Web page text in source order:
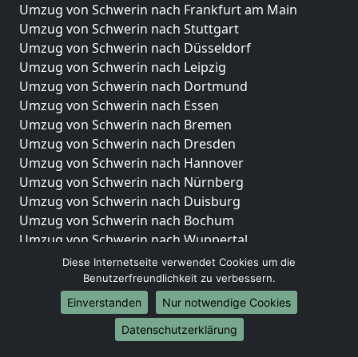
Umzug von Schwerin nach Frankfurt am Main
Umzug von Schwerin nach Stuttgart
Umzug von Schwerin nach Düsseldorf
Umzug von Schwerin nach Leipzig
Umzug von Schwerin nach Dortmund
Umzug von Schwerin nach Essen
Umzug von Schwerin nach Bremen
Umzug von Schwerin nach Dresden
Umzug von Schwerin nach Hannover
Umzug von Schwerin nach Nürnberg
Umzug von Schwerin nach Duisburg
Umzug von Schwerin nach Bochum
Umzug von Schwerin nach Wuppertal
Umzug von Schwerin nach Bielefeld
Umzug von Schwerin nach Bonn
Umzug von Schwerin nach Münster
Internationale-Umzüge
Diese Internetseite verwendet Cookies um die
Benutzerfreundlichkeit zu verbessern.
Einverstanden
Nur notwendige Cookies
Datenschutzerklärung